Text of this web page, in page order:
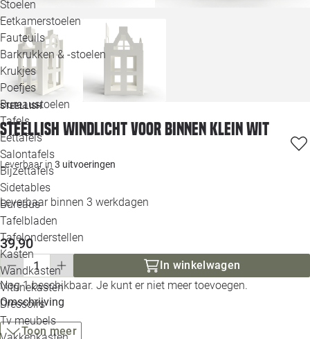
Stoelen
Eetkamerstoelen
Fauteuils
Barkrukken & -stoelen
Krukjes
Poefjes
Bureaustoelen
Tafels
Eettafels
Salontafels
Bijzettafels
Sidetables
Bureaus
Tafelbladen
Tafelonderstellen
Kasten
Wandkasten
Vitrinekasten
Dressoirs
Tv meubels
STEELLISH
Steellish windlicht voor binnen klein Wit
Leverbaar in 3 uitvoeringen
Leverbaar binnen 3 werkdagen
39,90
In winkelwagen
Nog 1 beschikbaar. Je kunt er niet meer toevoegen.
Omschrijving
Toon meer